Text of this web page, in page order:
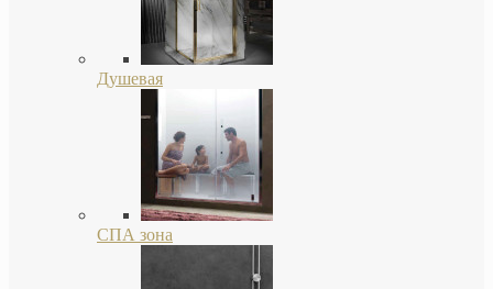
Душевая
СПА зона